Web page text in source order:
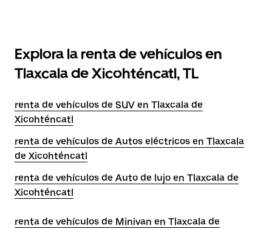
Explora la renta de vehículos en
Tlaxcala de Xicohténcatl, TL
renta de vehículos de SUV en Tlaxcala de
Xicohténcatl
renta de vehículos de Autos eléctricos en Tlaxcala
de Xicohténcatl
renta de vehículos de Auto de lujo en Tlaxcala de
Xicohténcatl
renta de vehículos de Minivan en Tlaxcala de